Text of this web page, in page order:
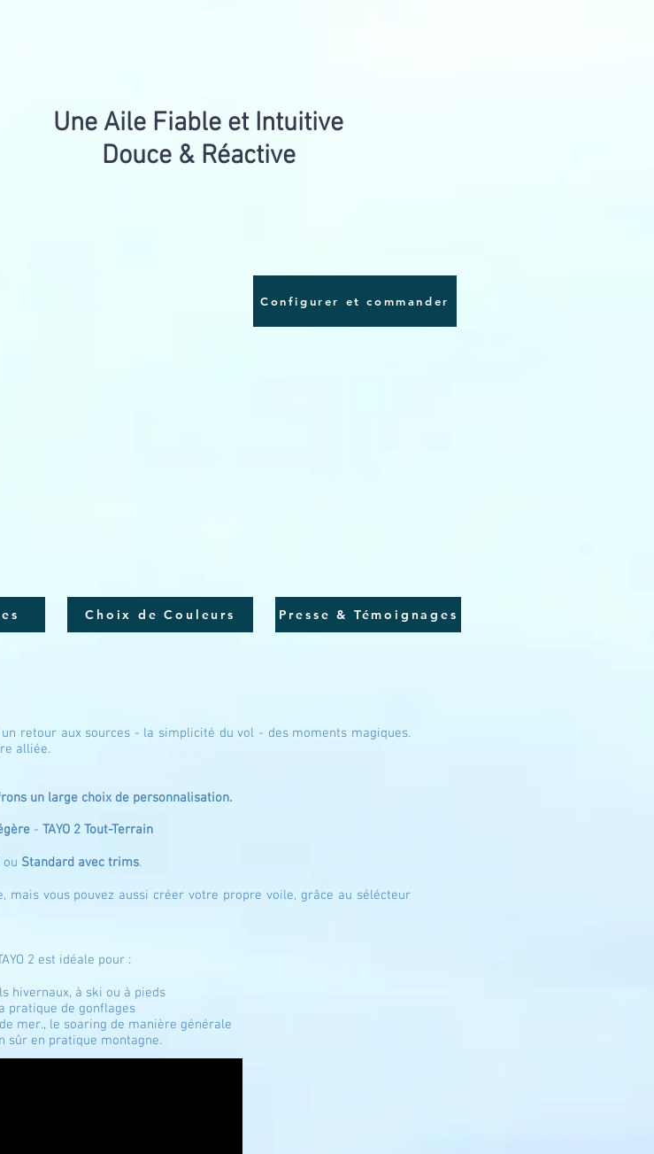
Une Aile Fiable et Intuitive
Douce & Réactive
Configurer et commander
Choix de Couleurs Presse & Témoignages
retour aux sources - la simplicité du vol - des moments magiques.
alliée.
un large choix de personnalisation.
- TAYO 2 Tout-Terrain
ou Standard avec trims.
mais vous pouvez aussi créer votre propre voile, grâce au sélécteur
2 est idéale pour :
hivernaux, à ski ou à pieds
pratique de gonflages
mer., le soaring de manière générale
sûr en pratique montagne.